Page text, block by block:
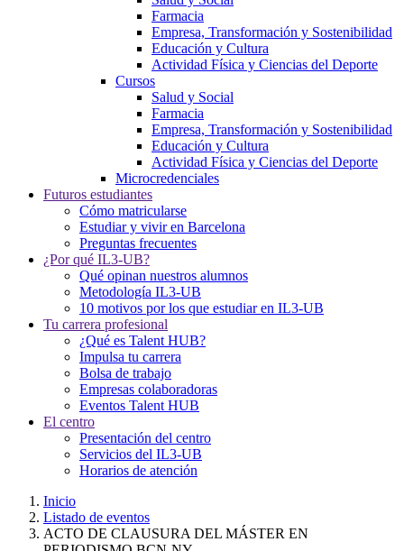
Farmacia
Empresa, Transformación y Sostenibilidad
Educación y Cultura
Actividad Física y Ciencias del Deporte
Cursos
Salud y Social
Farmacia
Empresa, Transformación y Sostenibilidad
Educación y Cultura
Actividad Física y Ciencias del Deporte
Microcredenciales
Futuros estudiantes
Cómo matricularse
Estudiar y vivir en Barcelona
Preguntas frecuentes
¿Por qué IL3-UB?
Qué opinan nuestros alumnos
Metodología IL3-UB
10 motivos por los que estudiar en IL3-UB
Tu carrera profesional
¿Qué es Talent HUB?
Impulsa tu carrera
Bolsa de trabajo
Empresas colaboradoras
Eventos Talent HUB
El centro
Presentación del centro
Servicios del IL3-UB
Horarios de atención
Inicio
Listado de eventos
ACTO DE CLAUSURA DEL MÁSTER EN